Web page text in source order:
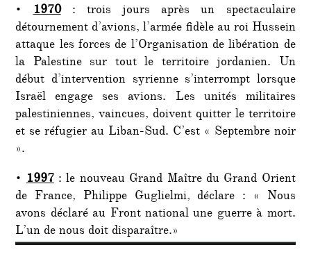
•1970
: trois jours après un spectaculaire
détournement d’avions, l’armée fidèle au roi Hussein
attaque les forces de l’Organisation de libération de
la Palestine sur tout le territoire jordanien. Un
début d’intervention syrienne s’interrompt lorsque
Israël engage ses avions. Les unités militaires
palestiniennes, vaincues, doivent quitter le territoire
et se réfugier au Liban-Sud. C’est « Septembre noir
».
•1997 : le nouveau Grand Maître du Grand Orient
de France, Philippe Guglielmi, déclare : « Nous
avons déclaré au Front national une guerre à mort.
L’un de nous doit disparaître.»